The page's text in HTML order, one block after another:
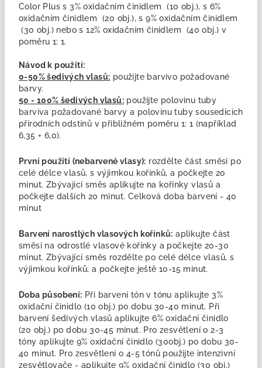
Color Plus s 3% oxidačním činidlem (10 obj.), s 6%
oxidačním činidlem (20 obj.), s 9% oxidačním činidlem
(30 obj.) nebo s 12% oxidačním činidlem (40 obj.) v
poměru 1: 1.
Návod k použití:
0-50% šedivých vlasů: použijte barvivo požadované
barvy.
50 - 100% šedivých vlasů: použijte polovinu tuby
barviva požadované barvy a polovinu tuby sousedících
přírodních odstínů v přibližném poměru 1: 1 (například
6,35 + 6,0).
První použití (nebarvené vlasy): rozdělte část směsi po
celé délce vlasů, s výjimkou kořínků, a počkejte 20
minut. Zbývající směs aplikujte na kořínky vlasů a
počkejte dalších 20 minut. Celková doba barvení - 40
minut
Barvení narostlých vlasových kořínků: aplikujte část
směsi na odrostlé vlasové kořínky a počkejte 20-30
minut. Zbývající směs rozdělte po celé délce vlasů, s
výjimkou kořínků, a počkejte ještě 10-15 minut.
Doba působení: Při barvení tón v tónu aplikujte 3%
oxidační činidlo (10 obj.) po dobu 30-40 minut. Při
barvení šedivých vlasů aplikujte 6% oxidační činidlo
(20 obj.) po dobu 30-45 minut. Pro zesvětlení o 2-3
tóny aplikujte 9% oxidační činidlo (30obj.) po dobu 30-
40 minut. Pro zesvětlení o 4-5 tónů použijte intenzivní
zesvětlovače - aplikujte 9% oxidační činidlo (30 obj.)